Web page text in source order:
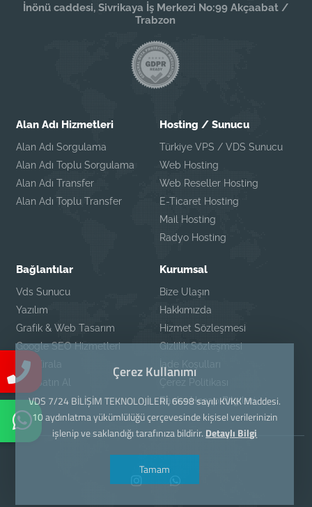
İnönü caddesi, Sivrikaya İş Merkezi No:99 Akçaabat /
Trabzon
Alan Adı Hizmetleri
Alan Adı Sorgulama
Alan Adı Toplu Sorgulama
Alan Adı Transfer
Alan Adı Toplu Transfer
Hosting / Sunucu
Türkiye VPS / VDS Sunucu
Web Hosting
Web Reseller Hosting
E-Ticaret Hosting
Mail Hosting
Radyo Hosting
Bağlantılar
Vds Sunucu
Yazılım
Grafik & Web Tasarım
Google SEO Hizmetleri
Vds Kirala
Vds Satın Al
Kurumsal
Bize Ulaşın
Hakkımızda
Hizmet Sözleşmesi
Gizlilik Sözleşmesi
İade Koşulları
Çerez Politikası
Banka Hesap Bilgileri
Çerez Kullanımı
VDS 7/24 BİLİŞİM TEKNOLOJİLERİ, 6698 sayılı KVKK Maddesi.
10 aydınlatma yükümlülüğü çerçevesinde kişisel verilerinizin
işlenip ve saklandığı tarafınıza bildirir. Detaylı Bilgi
Tamam